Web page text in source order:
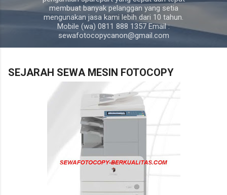
membuat banyak pelanggan yang setia
mengunakan jasa kami lebih dari 10 tahun.
Mobile (wa) 0811 888 1357 Email :
sewafotocopycanon@gmail.com
SEJARAH SEWA MESIN FOTOCOPY